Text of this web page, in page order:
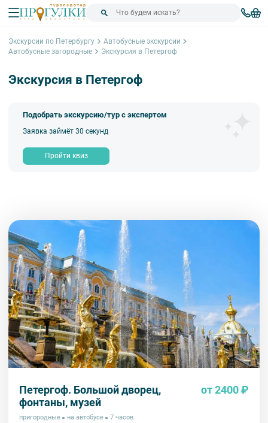
Экскурсии по Петербургу
Автобусные экскурсии
Автобусные загородные
Экскурсия в Петергоф
Экскурсия в Петергоф
Подобрать экскурсию/тур с экспертом
Заявка займёт 30 секунд
Пройти квиз
Петергоф. Большой дворец,
фонтаны, музей
от 2400 ₽
пригородные на автобусе 7 часов